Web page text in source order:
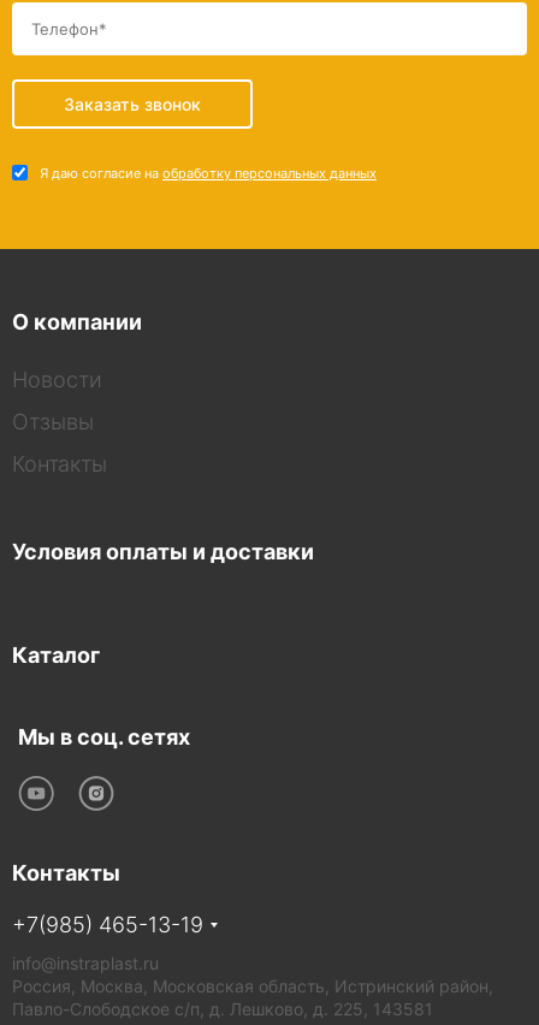
Заказать звонок
Я даю согласие на обработку персональных данных
О компании
Новости
Отзывы
Контакты
Условия оплаты и доставки
Каталог
Мы в соц. сетях
Контакты
+7(985) 465-13-19
info@instraplast.ru
Россия, Москва, Московская область, Истринский район,
Павло-Слободское с/п, д. Лешково, д. 225, 143581